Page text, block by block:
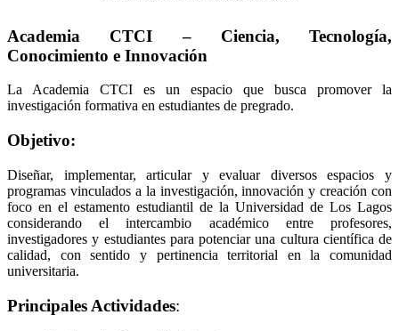
Academia CTCI – Ciencia, Tecnología,
Conocimiento e Innovación
La Academia CTCI es un espacio que busca promover la
investigación formativa en estudiantes de pregrado.
Objetivo:
Diseñar, implementar, articular y evaluar diversos espacios y
programas vinculados a la investigación, innovación y creación con
foco en el estamento estudiantil de la Universidad de Los Lagos
considerando el intercambio académico entre profesores,
investigadores y estudiantes para potenciar una cultura científica de
calidad, con sentido y pertinencia territorial en la comunidad
universitaria.
Principales Actividades: